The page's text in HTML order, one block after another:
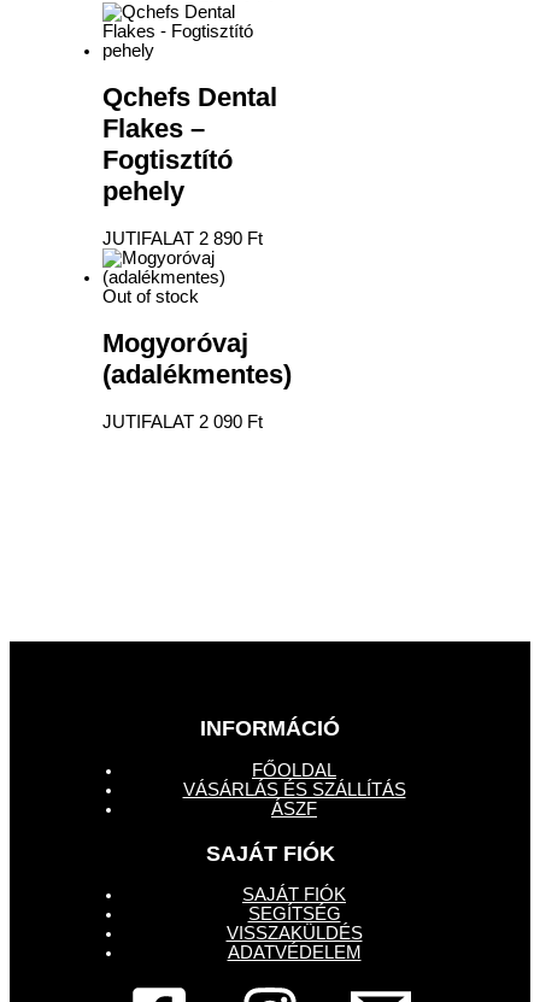
Qchefs Dental
Flakes –
Fogtisztító
pehely
JUTIFALAT 2 890 Ft
Out of stock
Mogyoróvaj
(adalékmentes)
JUTIFALAT2 090 Ft
INFORMÁCIÓ
FŐOLDAL
VÁSÁRLÁS ÉS SZÁLLÍTÁS
ÁSZF
SAJÁT FIÓK
SAJÁT FIÓK
SEGÍTSÉG
VISSZAKÜLDÉS
ADATVÉDELEM